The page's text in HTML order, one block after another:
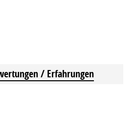
/ Erfahrungen